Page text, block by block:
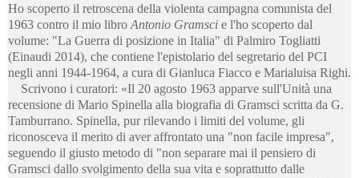
Ho scoperto il retroscena della violenta campagna comunista del
1963 contro il mio libro Antonio Gramsci e l'ho scoperto dal
volume: "La Guerra di posizione in Italia" di Palmiro Togliatti
(Einaudi 2014), che contiene l'epistolario del segretario del PCI
negli anni 1944-1964, a cura di Gianluca Fiacco e Marialuisa Righi.
Scrivono i curatori: «Il 20 agosto 1963 apparve sull'Unità una
recensione di Mario Spinella alla biografia di Gramsci scritta da G.
Tamburrano. Spinella, pur rilevando i limiti del volume, gli
riconosceva il merito di aver affrontato una "non facile impresa",
seguendo il giusto metodo di "non separare mai il pensiero di
Gramsci dallo svolgimento della sua vita e soprattutto dalle